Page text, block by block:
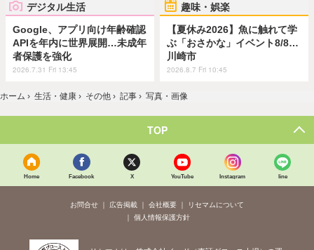
デジタル生活
Google、アプリ向け年齢確認
APIを年内に世界展開…未成年
者保護を強化
2026.7.31 Fri 13:45
趣味・娯楽
【夏休み2026】魚に触れて学
ぶ「おさかな」イベント8/8…
川崎市
2026.8.7 Fri 10:45
ホーム › 生活・健康 › その他 › 記事 › 写真・画像
TOP
Home Facebook X YouTube Instagram line
お問合せ 広告掲載 会社概要
リセマムについて
個人情報保護方針